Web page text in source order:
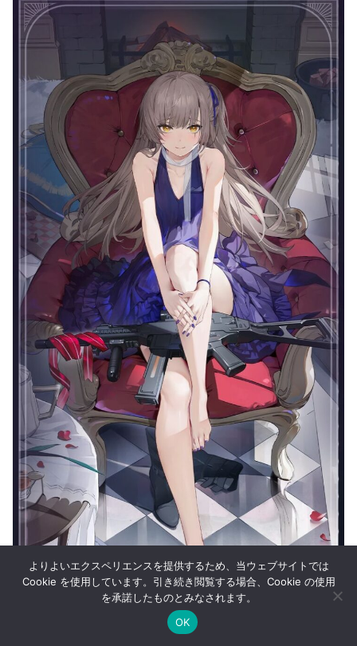
検索
よりよいエクスペリエンスを提供するため、当ウェブサイトでは
Cookie を使用しています。引き続き閲覧する場合、Cookie の使用
を承諾したものとみなされます。
OK